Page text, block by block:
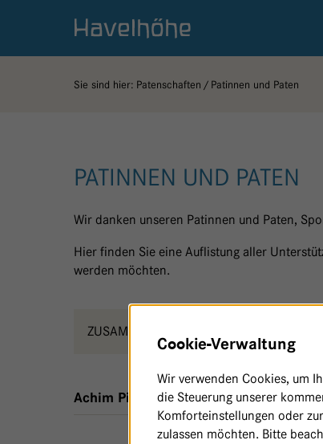
Logo Gemeinschaftskrankenhaus Havelhöhe
Sie sind hier: Patenschaften Patinnen und Paten
PATINNEN UND PATEN
Wir danken unseren Patinnen und Paten,
Hier finden Sie eine Auflistung aller
werden möchten.
ZUSAMMENHALT - HAUS 10
Achim Pistorius ,2 m²,Zusammenhalt -
Cookie-Verwaltung
Wir verwenden Cookies, um
die Steuerung unserer
Komforteinstellungen oder
zulassen möchten. Bitte